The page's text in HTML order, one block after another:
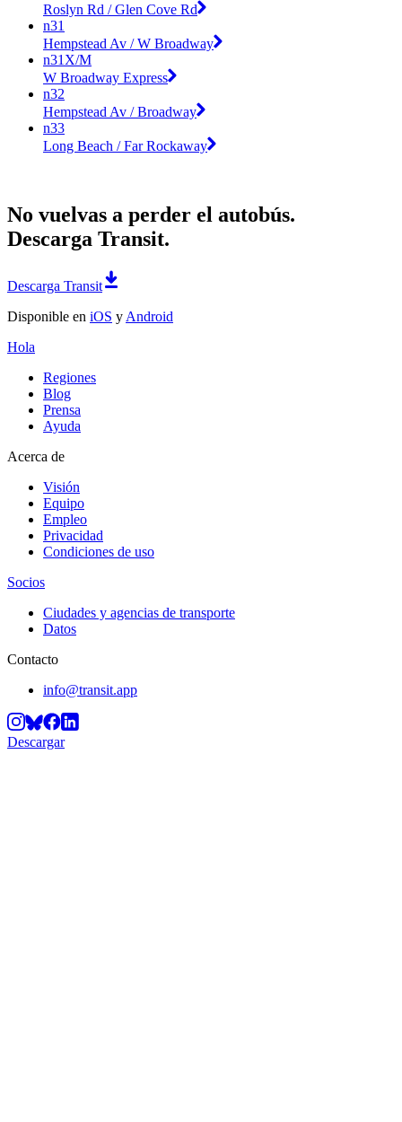
Roslyn Rd / Glen Cove Rd
n31
Hempstead Av / W Broadway
n31X/M
W Broadway Express
n32
Hempstead Av / Broadway
n33
Long Beach / Far Rockaway
No vuelvas a perder el autobús.
Descarga Transit.
Descarga Transit
Disponible en iOS y Android
Hola
Regiones
Blog
Prensa
Ayuda
Acerca de
Visión
Equipo
Empleo
Privacidad
Condiciones de uso
Socios
Ciudades y agencias de transporte
Datos
Contacto
info@transit.app
Descargar